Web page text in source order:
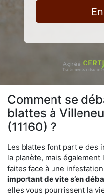
Comment se
blattes à
(11160) ?
Les blattes font partie des
la planète, mais également
faites face à une
important de vite s’en
elles vous pourrissent la